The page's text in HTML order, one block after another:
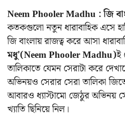
Neem Phooler Madhu : জি
কতকগুলো নতুন ধারাবাহিক এসে
জি বাংলায় রাজত্ব করে আসা
মধু'(Neem Phooler Madhu)ই
তালিকাতে যেমন সেরাটা করে
অভিনয়ও সেরার সেরা তালিকা
আবারও ধ্যাস্টামো জেঠুর অভিনয়
খ্যাতি ছিনিয়ে নিল।